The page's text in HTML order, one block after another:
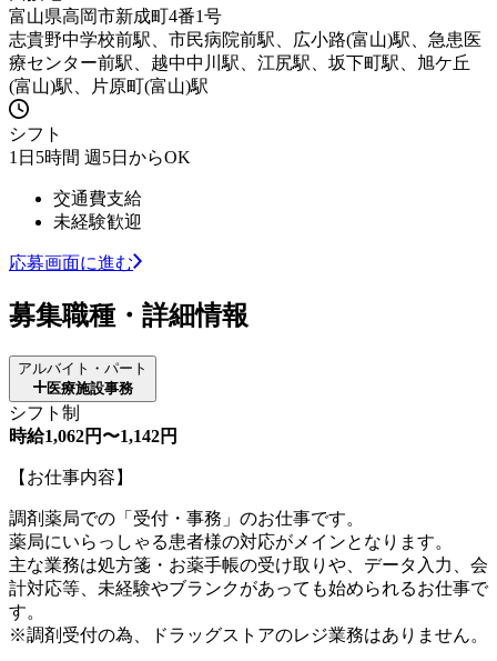
富山県高岡市新成町4番1号
志貴野中学校前駅、市民病院前駅、広小路(富山)駅、急患医
療センター前駅、越中中川駅、江尻駅、坂下町駅、旭ケ丘
(富山)駅、片原町(富山)駅
シフト
1日5時間 週5日からOK
交通費支給
未経験歓迎
応募画面に進む
募集職種・詳細情報
アルバイト・パート
医療施設事務
シフト制
時給1,062円〜1,142円
【お仕事内容】
調剤薬局での「受付・事務」のお仕事です。
薬局にいらっしゃる患者様の対応がメインとなります。
主な業務は処方箋・お薬手帳の受け取りや、データ入力、会
計対応等、未経験やブランクがあっても始められるお仕事で
す。
※調剤受付の為、ドラッグストアのレジ業務はありません。